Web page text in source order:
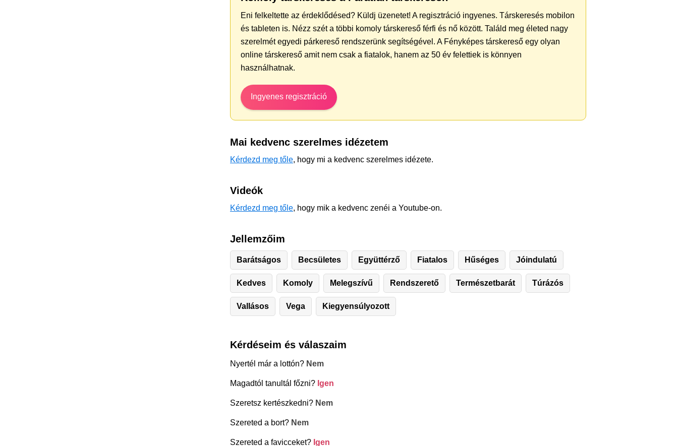
Eni felkeltette az érdeklődésed? Küldj üzenetet! A regisztráció ingyenes. Társkeresés mobilon
és tableten is. Nézz szét a többi komoly társkereső férfi és nő között. Találd meg életed nagy
szerelmét egyedi párkereső rendszerünk segítségével. A Fényképes társkereső egy olyan
online társkereső amit nem csak a fiatalok, hanem az 50 év felettiek is könnyen
használhatnak.
Ingyenes regisztráció
Mai kedvenc szerelmes idézetem
Kérdezd meg tőle, hogy mi a kedvenc szerelmes idézete.
Videók
Kérdezd meg tőle, hogy mik a kedvenc zenéi a Youtube-on.
Jellemzőim
Barátságos Becsületes Együttérző Fiatalos Hűséges Jóindulatú
Kedves Komoly Melegszívű Rendszerető Természetbarát Túrázós
Vallásos Vega Kiegyensúlyozott
Kérdéseim és válaszaim
Nyertél már a lottón? Nem
Magadtól tanultál főzni? Igen
Szeretsz kertészkedni? Nem
Szereted a bort? Nem
Szereted a favicceket? Igen